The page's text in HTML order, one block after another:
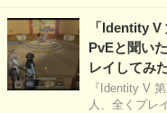
「Identity
PvEと聞い
レイしてみ
『Identity V
人、全くプレ